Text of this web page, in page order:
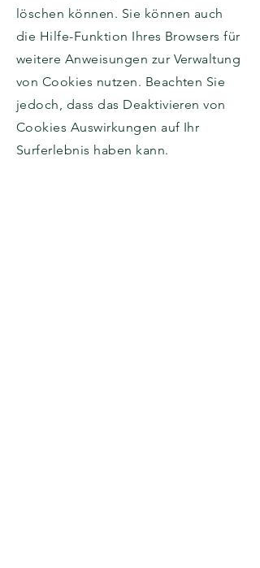
löschen können. Sie können auch
die Hilfe-Funktion Ihres Browsers für
weitere Anweisungen zur Verwaltung
von Cookies nutzen. Beachten Sie
jedoch, dass das Deaktivieren von
Cookies Auswirkungen auf Ihr
Surferlebnis haben kann.